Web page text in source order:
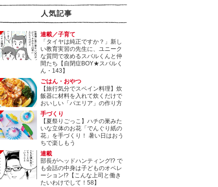
人気記事
連載／子育て
「タイヤは純正ですか？」新し
い教育実習の先生に、ユニーク
な質問で攻めるスバルくんと仲
間たち【自閉症BOY★スバルく
ん・143】
ごはん・おやつ
【旅行気分でスペイン料理】炊
飯器に材料を入れて炊くだけで
おいしい「パエリア」の作り方
手づくり
【夏祭りごっこ】ハチの巣みた
いな立体のお花「でんぐり紙の
花」を手づくり！ 暑い日はおう
ちで楽しもう
連載
部長がヘッドハンティング!? で
も会話の中身は子どものオペレ
ーション!?【こんな上司と働き
たいわけでして！58】